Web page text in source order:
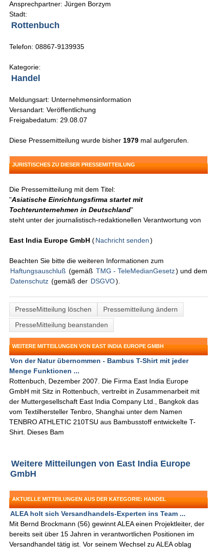
Ansprechpartner: Jürgen Borzym
Stadt:
Rottenbuch
Telefon: 08867-9139935
Kategorie:
Handel
Meldungsart: Unternehmensinformation
Versandart: Veröffentlichung
Freigabedatum: 29.08.07
Diese Pressemitteilung wurde bisher 1979 mal aufgerufen.
JURISTISCHES ZU DIESER PRESSEMITTEILUNG
Die Pressemitteilung mit dem Titel:
"Asiatische Einrichtungsfirma startet mit
Tochterunternehmen in Deutschland"
steht unter der journalistisch-redaktionellen Verantwortung von
East India Europe GmbH (Nachricht senden )
Beachten Sie bitte die weiteren Informationen zum
Haftungsauschluß (gemäß TMG - TeleMedianGesetz) und dem
Datenschutz (gemäß der DSGVO).
PresseMitteilung löschen
Pressemitteilung ändern
PresseMitteilung beanstanden
WEITERE MITTEILUNGEN VON EAST INDIA EUROPE GMBH
Von der Natur übernommen - Bambus T-Shirt mit jeder
Menge Funktionen ...
Rottenbuch, Dezember 2007. Die Firma East India Europe
GmbH mit Sitz in Rottenbuch, vertreibt in Zusammenarbeit mit
der Muttergesellschaft East India Company Ltd., Bangkok das
vom Textilhersteller Tenbro, Shanghai unter dem Namen
TENBRO ATHLETIC 210TSU aus Bambusstoff entwickelte T-
Shirt. Dieses Bam
Weitere Mitteilungen von East India Europe
GmbH
AKTUELLE MITTEILUNGEN AUS DER KATEGORIE: HANDEL
ALEA holt sich Versandhandels-Experten ins Team ...
Mit Bernd Brockmann (56) gewinnt ALEA einen Projektleiter, der
bereits seit über 15 Jahren in verantwortlichen Positionen im
Versandhandel tätig ist. Vor seinem Wechsel zu ALEA oblag